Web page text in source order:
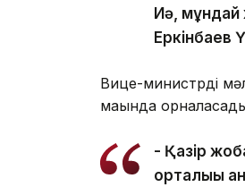
Иә, мұндай
Еркінбаев
Вице-министрдің
маңында
- Қазір
орталығы